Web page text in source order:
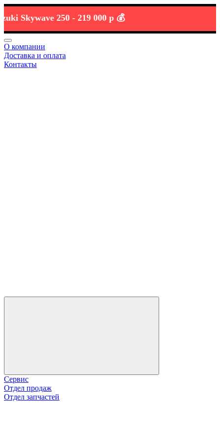
250 -219 000 р 💰
О компании
Доставка и оплата
Контакты
Сервис
Отдел продаж
Отдел запчастей